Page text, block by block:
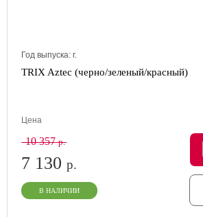
Год выпуска: г.
TRIX Aztec (черно/зеленый/красный)
Цена
10 357р.
7 130 р.
В НАЛИЧИИ